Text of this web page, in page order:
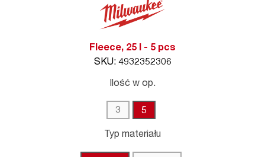
Fleece, 25 l - 5 pcs
SKU: 4932352306
Ilość w op.
3 5
Typ materiału